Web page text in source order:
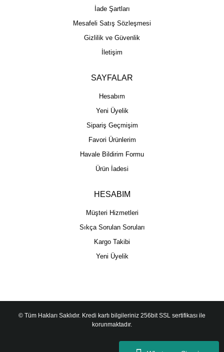
İade Şartları
Mesafeli Satış Sözleşmesi
Gizlilik ve Güvenlik
İletişim
SAYFALAR
Hesabım
Yeni Üyelik
Sipariş Geçmişim
Favori Ürünlerim
Havale Bildirim Formu
Ürün İadesi
HESABIM
Müşteri Hizmetleri
Sıkça Sorulan Soruları
Kargo Takibi
Yeni Üyelik
© Tüm Hakları Saklıdır. Kredi kartı bilgileriniz 256bit SSL sertifikası ile
korunmaktadır.